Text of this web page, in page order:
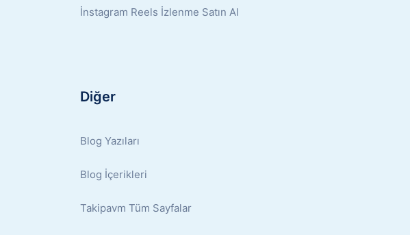
İnstagram Reels İzlenme Satın Al
Diğer
Blog Yazıları
Blog İçerikleri
Takipavm Tüm Sayfalar